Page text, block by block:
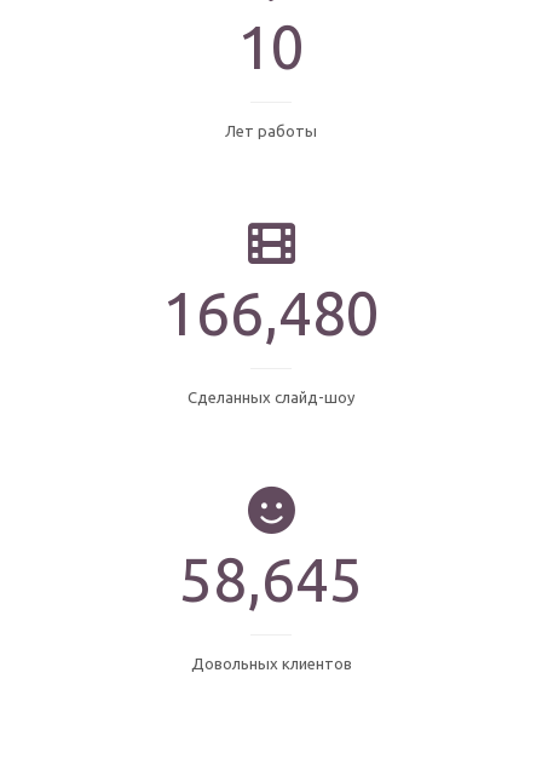
10
Лет работы
210,000
Сделанных слайд-шоу
90,000
Довольных клиентов